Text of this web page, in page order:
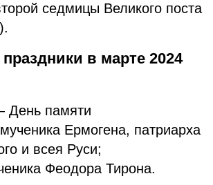
седмицы Великого поста
в марте 2024
День памяти
Ермогена, патриарха
и всея Руси;
Феодора Тирона.